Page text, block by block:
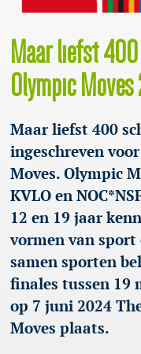
Maar liefst
Olympic
Maar liefst 400
ingeschreven
Moves. Olympic
KVLO en
12 en 19 jaar
vormen van
samen sporten
finales tussen 19
op 7 juni 2024
Moves plaats.